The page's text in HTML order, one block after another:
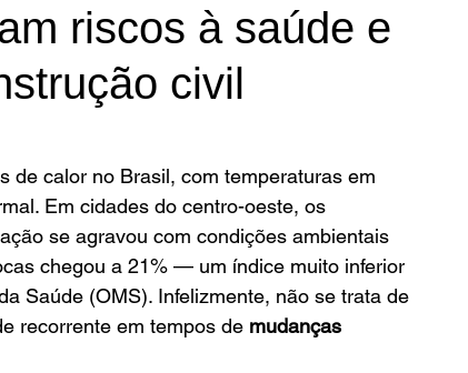
riscos à saúde e
civil
de calor no Brasil, com temperaturas em
Em cidades do centro-oeste, os
se agravou com condições ambientais
chegou a 21% — um índice muito inferior
Saúde (OMS). Infelizmente, não se trata de
recorrente em tempos de mudanças